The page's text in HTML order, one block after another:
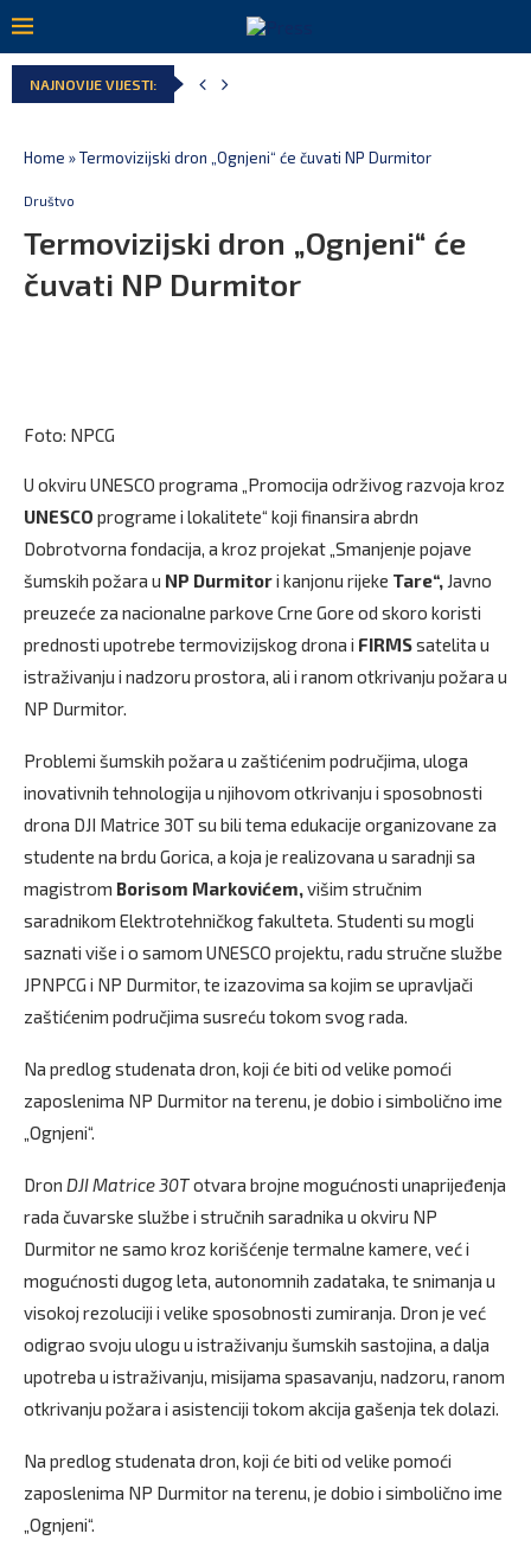
NAJNOVIJE VIJESTI:
Home »Termovizijski dron „Ognjeni“ će čuvati NP Durmitor
Društvo
Termovizijski dron „Ognjeni“ će
čuvati NP Durmitor
Foto: NPCG
U okviru UNESCO programa „Promocija održivog razvoja kroz
UNESCO programe i lokalitete“ koji finansira abrdn
Dobrotvorna fondacija, a kroz projekat „Smanjenje pojave
šumskih požara u NP Durmitori kanjonu rijeke Tare“, Javno
preuzeće za nacionalne parkove Crne Gore od skoro koristi
prednosti upotrebe termovizijskog drona i FIRMSsatelita u
istraživanju i nadzoru prostora, ali i ranom otkrivanju požara u
NP Durmitor.
Problemi šumskih požara u zaštićenim područjima, uloga
inovativnih tehnologija u njihovom otkrivanju i sposobnosti
drona DJI Matrice 30T su bili tema edukacije organizovane za
studente na brdu Gorica, a koja je realizovana u saradnji sa
magistrom Borisom Markovićem,višim stručnim
saradnikom Elektrotehničkog fakulteta. Studenti su mogli
saznati više i o samom UNESCO projektu, radu stručne službe
JPNPCG i NP Durmitor, te izazovima sa kojim se upravljači
zaštićenim područjima susreću tokom svog rada.
Na predlog studenata dron, koji će biti od velike pomoći
zaposlenima NP Durmitor na terenu, je dobio i simbolično ime
„Ognjeni“.
Dron DJI Matrice 30Totvara brojne mogućnosti unaprijeđenja
rada čuvarske službe i stručnih saradnika u okviru NP
Durmitor ne samo kroz korišćenje termalne kamere, već i
mogućnosti dugog leta, autonomnih zadataka, te snimanja u
visokoj rezoluciji i velike sposobnosti zumiranja. Dron je već
odigrao svoju ulogu u istraživanju šumskih sastojina, a dalja
upotreba u istraživanju, misijama spasavanju, nadzoru, ranom
otkrivanju požara i asistenciji tokom akcija gašenja tek dolazi.
Na predlog studenata dron, koji će biti od velike pomoći
zaposlenima NP Durmitor na terenu, je dobio i simbolično ime
„Ognjeni“.